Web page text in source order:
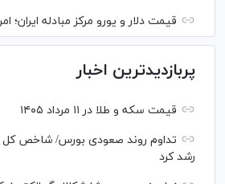
قیمت دلار و یورو مرکز مبادله ایران؛ امروز شنبه
پربازدیدترین اخبار
قیمت سکه و طلا در ۱۱ مرداد ۱۴۰۵
رشد کرد